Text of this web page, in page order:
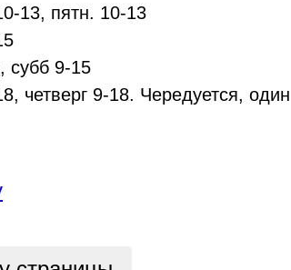
13, пятн. 10-13
субб 9-15
четверг 9-18. Чередуется,